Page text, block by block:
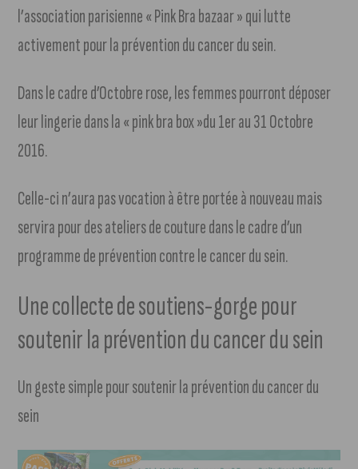
l’association parisienne « Pink Bra bazaar » qui lutte
activement pour la prévention du cancer du sein.
Dans le cadre d’Octobre rose, les femmes pourront déposer
leur lingerie dans la « pink bra box »du 1er au 31 Octobre
2016.
Celle-ci n’aura pas vocation à être portée à nouveau mais
servira pour des ateliers de couture dans le cadre d’un
programme de prévention contre le cancer du sein.
Une collecte de soutiens-gorge pour
soutenir la prévention du cancer du sein
Un geste simple pour soutenir la prévention du cancer du
sein